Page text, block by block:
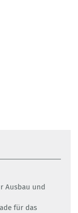
Ausbau und
für das